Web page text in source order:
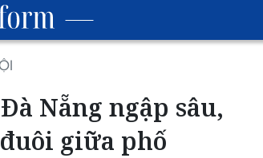
Nẵng ngập sâu,
giữa phố